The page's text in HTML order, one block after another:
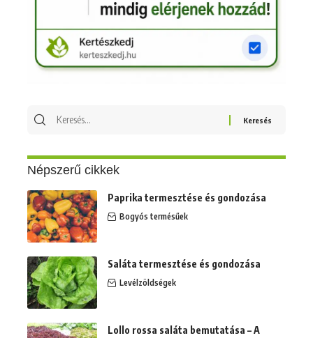
Keresés
Népszerű cikkek
Paprika termesztése és gondozása
Bogyós termésűek
Saláta termesztése és gondozása
Levélzöldségek
Lollo rossa saláta bemutatása – A